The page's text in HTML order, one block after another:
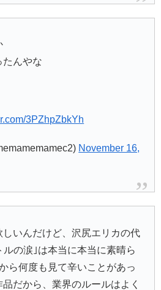
たんやな
3PZhpZbkYh
November 16,
いんだけど、沢尻エリカの代
の涙｣は本当に本当に素晴ら
ら何度も見て辛いことがあっ
だから、業界のルールはよく